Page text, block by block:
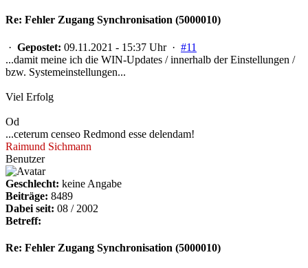
Re: Fehler Zugang Synchronisation (5000010)
· Gepostet: 09.11.2021 - 15:37 Uhr · #11
...damit meine ich die WIN-Updates / innerhalb der Einstellungen /
bzw. Systemeinstellungen...
Viel Erfolg
Od
...ceterum censeo Redmond esse delendam!
Raimund Sichmann
Benutzer
Geschlecht: keine Angabe
Beiträge: 8489
Dabei seit: 08 / 2002
Betreff:
Re: Fehler Zugang Synchronisation (5000010)